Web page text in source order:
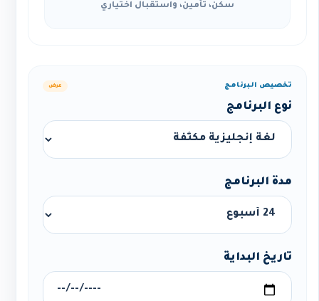
سكن، تأمين، واستقبال اختياري
تخصيص البرنامج عرض
نوع البرنامج
مدة البرنامج
تاريخ البداية